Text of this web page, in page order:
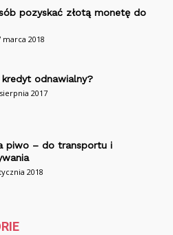
pozyskać złotą monetę do
marca 2018
kredyt odnawialny?
2017
piwo – do transportu i
2018